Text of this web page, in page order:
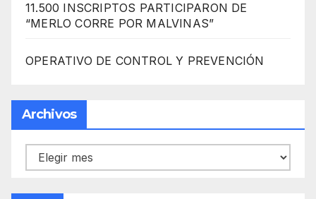
11.500 INSCRIPTOS PARTICIPARON DE
“MERLO CORRE POR MALVINAS”
OPERATIVO DE CONTROL Y PREVENCIÓN
Archivos
Archivos